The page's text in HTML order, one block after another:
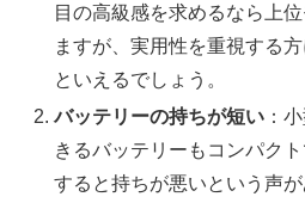
目の高級感を求めるなら上
ますが、実用性を重視する
といえるでしょう。
バッテリーの持ちが短い ：
きるバッテリーもコンパク
すると持ちが悪いという声